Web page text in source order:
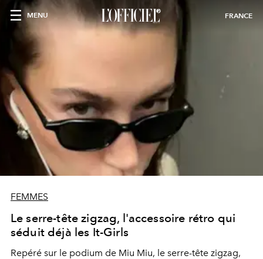
MENU FRANCE
FEMMES
Le serre-tête zigzag, l'accessoire rétro qui
séduit déjà les It-Girls
Repéré sur le podium de Miu Miu, le serre-tête zigzag,